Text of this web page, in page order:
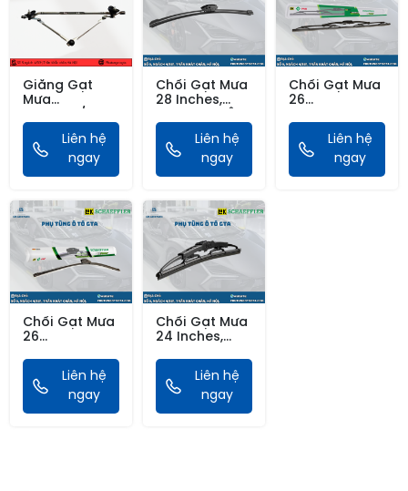
Giằng Gạt
Mưa
Liên hệ
ngay
Chổi Gạt Mưa
28 Inches,
MỀM-
Schaeffler
Liên hệ
ngay
Chổi Gạt Mưa
26
XƯƠNG SẮT-
Schaeffler
Liên hệ
ngay
Chổi Gạt Mưa
26
THÂN MỀM-
Schaeffler
Liên hệ
ngay
Chổi Gạt Mưa
24 Inches,
XƯƠNG SẮT-
Schaeffler
Liên hệ
ngay